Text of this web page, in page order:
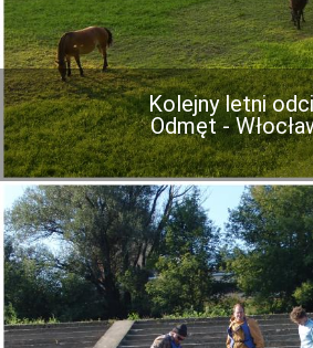
Kolejny letni
Odmęt -